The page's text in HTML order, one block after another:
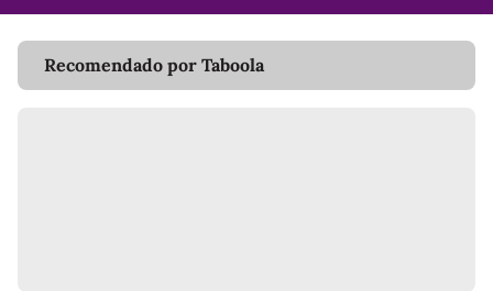
Recomendado por Taboola